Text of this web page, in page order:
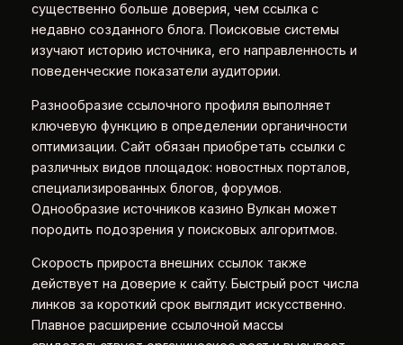
существенно больше доверия, чем ссылка с
недавно созданного блога. Поисковые системы
изучают историю источника, его направленность и
поведенческие показатели аудитории.
Разнообразие ссылочного профиля выполняет
ключевую функцию в определении органичности
оптимизации. Сайт обязан приобретать ссылки с
различных видов площадок: новостных порталов,
специализированных блогов, форумов.
Однообразие источников казино Вулкан может
породить подозрения у поисковых алгоритмов.
Скорость прироста внешних ссылок также
действует на доверие к сайту. Быстрый рост числа
линков за короткий срок выглядит искусственно.
Плавное расширение ссылочной массы